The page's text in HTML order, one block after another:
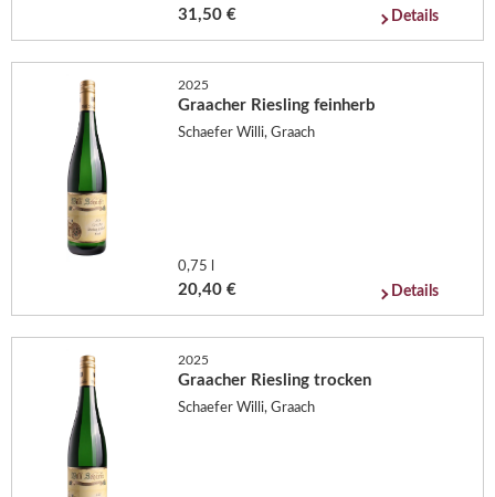
31,50 € Details
2025
Graacher Riesling feinherb
Schaefer Willi, Graach
0,75 l
20,40 € Details
2025
Graacher Riesling trocken
Schaefer Willi, Graach